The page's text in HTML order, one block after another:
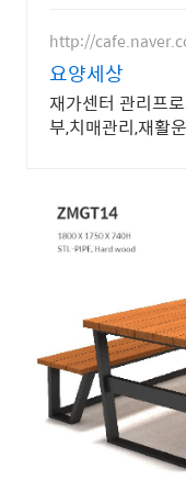
http://
요양세상
재가센터 관리프
부,치매관리,재활